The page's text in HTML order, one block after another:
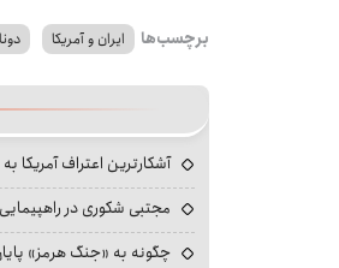
برچسب‌ها ایران و آمریکا
آشکارترین اعتراف آمریکا
مجتبی شکوری در
چگونه به «جنگ هرمز»